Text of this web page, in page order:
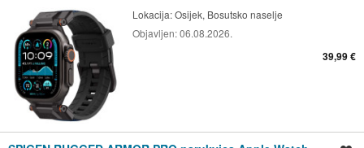
Lokacija:Osijek, Bosutsko naselje
Objavljen:06.08.2026.
39,99 €